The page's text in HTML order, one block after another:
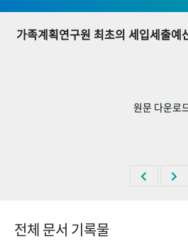
기록물 아카이브
사진 아카이브 문서 기록물 행정
숫자로 보는 50년 50+1
가족계획연구원 최초의 세입세출예
원문 다운로
전체 문서 기록물